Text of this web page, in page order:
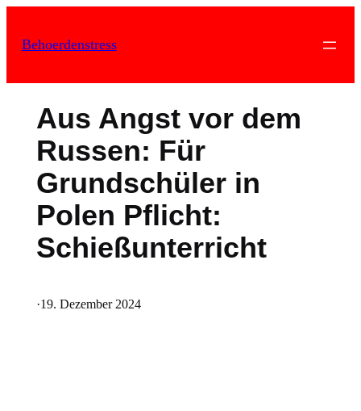
Inhalt
Behoerdenstress
Aus Angst vor dem
Russen: Für
Grundschüler in
Polen Pflicht:
Schießunterricht
·19. Dezember 2024